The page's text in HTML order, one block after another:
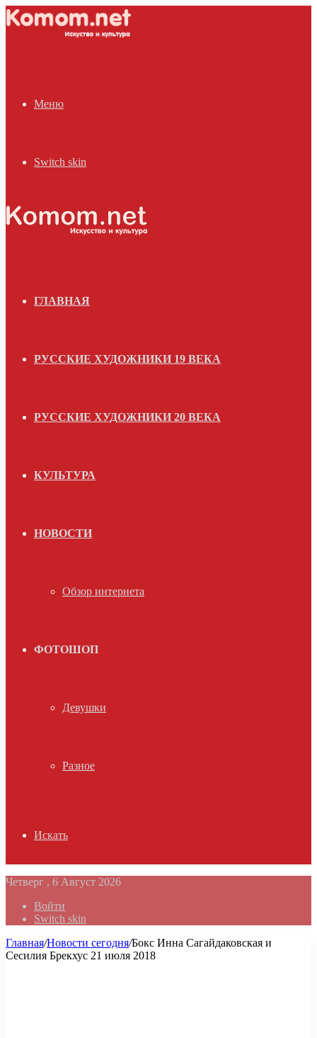
Меню
Switch skin
ГЛАВНАЯ
РУССКИЕ ХУДОЖНИКИ 19 ВЕКА
РУССКИЕ ХУДОЖНИКИ 20 ВЕКА
КУЛЬТУРА
НОВОСТИ
Обзор интернета
ФОТОШОП
Девушки
Разное
Искать
Четверг , 6 Август 2026
Войти
Switch skin
Главная/Новости сегодня/Бокс Инна Сагайдаковская и
Сесилия Брекхус 21 июля 2018